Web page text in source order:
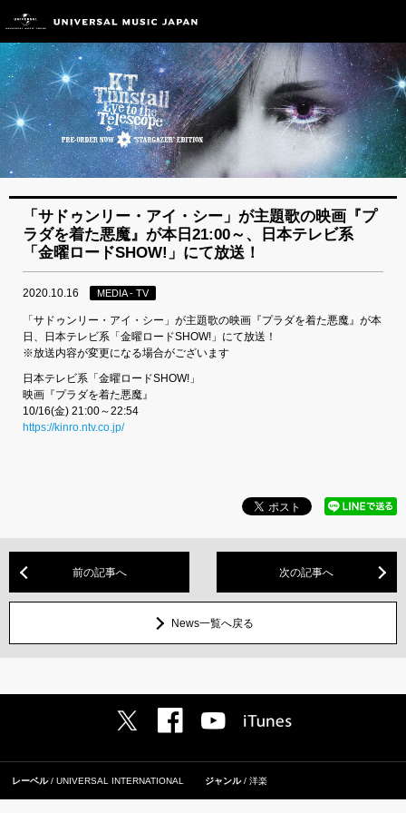
「サドゥンリー・アイ・シー」が主題歌の映画『プ
ラダを着た悪魔』が本日21:00～、日本テレビ系
「金曜ロードSHOW!」にて放送！
2020.10.16 MEDIA - TV
「サドゥンリー・アイ・シー」が主題歌の映画『プラダを着た悪魔』が本
日、日本テレビ系「金曜ロードSHOW!」にて放送！
※放送内容が変更になる場合がございます
日本テレビ系「金曜ロードSHOW!」
映画『プラダを着た悪魔』
10/16(金) 21:00～22:54
https://kinro.ntv.co.jp/
前の記事へ 次の記事へ
News一覧へ戻る
レーベル UNIVERSAL INTERNATIONAL ジャンル 洋楽